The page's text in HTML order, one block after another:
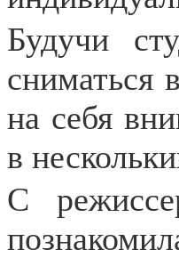
Будучи
сниматься
на себя
в
С